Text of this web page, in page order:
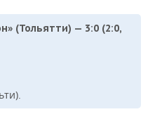
(Тольятти) — 3:0 (2:0,